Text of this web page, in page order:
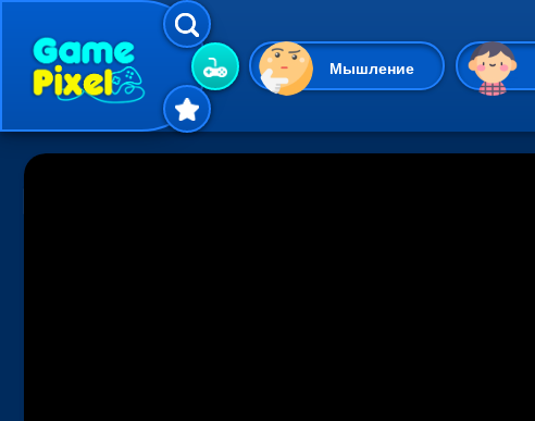
Мышление
Гиперказуальные